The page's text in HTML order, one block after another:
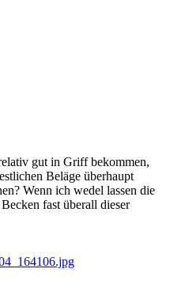
gut in Griff bekommen,
Beläge überhaupt
Wenn ich wedel lassen die
fast überall dieser